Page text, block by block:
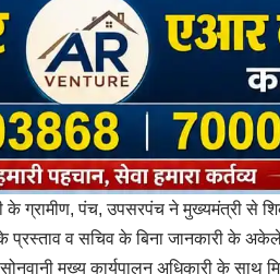
के ग्रामीण, पंच, उपसरपंच ने मुख्यमंत्री से
प्रस्ताव व सचिव के बिना जानकारी के
मुख्य कार्यपालन अधिकारी के